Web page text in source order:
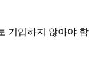
기입하지 않아야 함